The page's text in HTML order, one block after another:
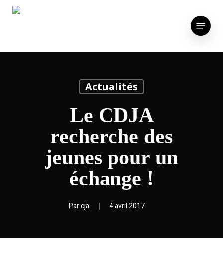
Skip
Menu
Actualités
Le CDJA
recherche des
jeunes pour un
échange !
Parcja 4 avril 2017